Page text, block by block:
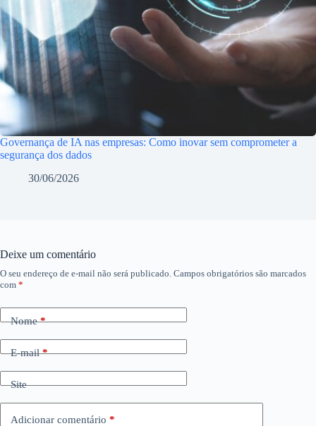
Governança de IA nas empresas: Como inovar sem comprometer a
segurança dos dados
30/06/2026
Deixe um comentário
O seu endereço de e-mail não será publicado. Campos obrigatórios são marcados
com *
Nome*
E-mail*
Site
Adicionar comentário *